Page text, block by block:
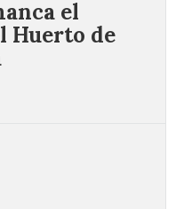
el
Huerto de